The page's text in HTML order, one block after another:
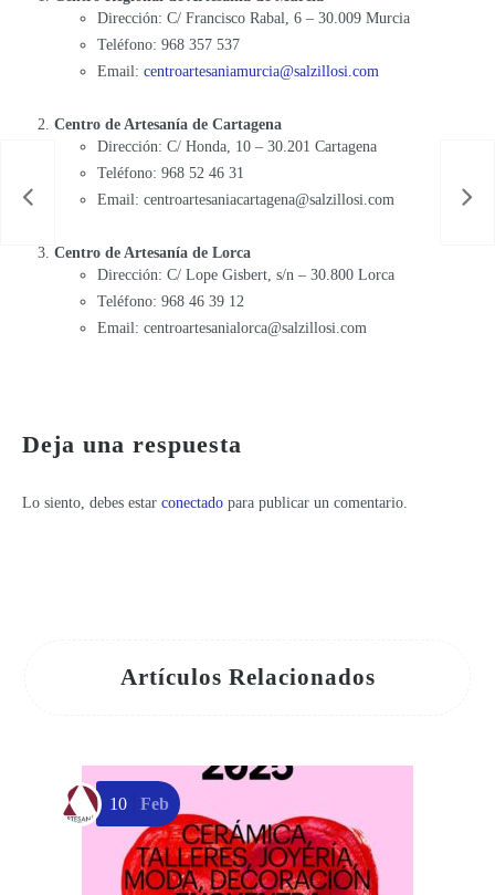
Dirección: C/ Francisco Rabal, 6 – 30.009 Murcia
Teléfono: 968 357 537
Email: centroartesaniamurcia@salzillosi.com
Centro de Artesanía de Cartagena
Dirección: C/ Honda, 10 – 30.201 Cartagena
Teléfono: 968 52 46 31
Email: centroartesaniacartagena@salzillosi.com
Centro de Artesanía de Lorca
Dirección: C/ Lope Gisbert, s/n – 30.800 Lorca
Teléfono: 968 46 39 12
Email: centroartesanialorca@salzillosi.com
Deja una respuesta
Lo siento, debes estar conectado para publicar un comentario.
Artículos Relacionados
10 Feb